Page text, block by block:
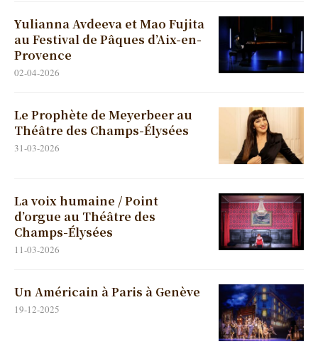
Yulianna Avdeeva et Mao Fujita
au Festival de Pâques d’Aix-en-
Provence
02-04-2026
Le Prophète de Meyerbeer au
Théâtre des Champs-Élysées
31-03-2026
La voix humaine / Point
d’orgue au Théâtre des
Champs-Élysées
11-03-2026
Un Américain à Paris à Genève
19-12-2025